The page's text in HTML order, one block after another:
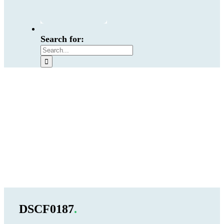
Search for:
DSCF0187.